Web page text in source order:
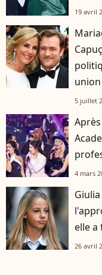
19 avril
union
5 juillet
4 mars
elle a
26 avril